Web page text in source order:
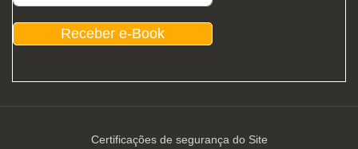
Receber e-Book
Certificações de segurança do Site